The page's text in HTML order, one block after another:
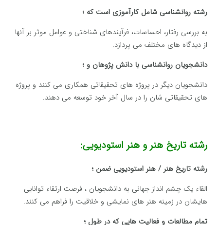
رشته روانشناسی شامل کارآموزی است که ؛
به بررسی رفتار، احساسات، فرآیندهای شناختی و عوامل موثر بر آنها
از دیدگاه های مختلف می پردازد.
دانشجویان روانشناسی با دانش پژوهان و ؛
دانشجویان دیگر در پروژه های تحقیقاتی همکاری می کنند و پروژه
های تحقیقاتی شان را در سال آخر خود توسعه می دهند.
رشته تاریخ هنر و هنر استودیویی:
رشته تاریخ هنر / هنر استودیویی ضمن ؛
القاء یک چشم انداز جهانی به دانشجویان ، فرصت ارتقاء توانایی
هایشان در زمینه هنر های نمایشی و خلاقیت را فراهم می کنند.
تمام مطالعات و فعالیت هایی که در طول ؛